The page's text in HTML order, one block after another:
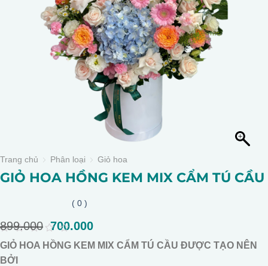
Trang chủ Phân loại Giỏ hoa
GIỎ HOA HỒNG KEM MIX CẨM TÚ CẦU
0
out
of
( 0 )
899.000 Giá
gốc
là:
700.000
tại
GIỎ HOA HỒNG KEM MIX CẨM TÚ CẦU ĐƯỢC TẠO NÊN
BỞI